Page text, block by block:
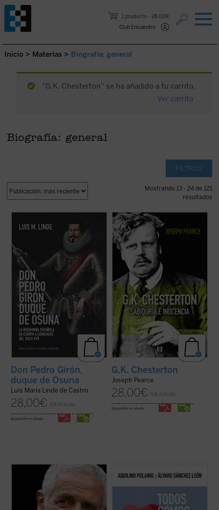
1 producto
28,00€
Club Encuentro
Saltar al contenido.
Inicio > Materias > Biografía: general
“G.K. Chesterton” se ha añadido a tu carrito.
Ver carrito
Biografía: general
FILTROS
Mostrando 13 - 24 de 121
resultados
amigo y agente, Francisco de Quevedo, fue
un personaje legendario aún en vida y, con
el tiempo, pasó a ser uno de los más
destacados «réprobos» de la Leyenda
Negra. Su biografía, sin las fantasías y ...
(ver ficha)
Don Pedro Girón,
duque de Osuna
Luis María Linde de Castro
28,00€ IVA incluido
disponible en ebook:
Edición 150 aniversario del nacimiento de
Chesterton.
«Pearce consigue que la vida de
Chesterton fluya con pulso de novela (...)
Leer
G.K. Chesterton. Sabiduría e inocencia
es altamente recomendable, salvo que uno
prefiera pasar ...(ver ficha)
G.K. Chesterton
Joseph Pearce
28,00€ IVA incluido
disponible en ebook:
Este libro relata sesenta años de historia
de Italia, vividos y vistos a través de los
ojos de un joven político extraordinario de
la región de Lombardía. No es solo la
historia de un individuo, sino también la
historia de un pueblo ...
(ver ficha)
¿Qué bulle dentro de un psiquiatra que se
jubila después de 45 años tratando miles
bata es sanador. Más de cien preguntas
sobre él y sobre cada uno de ...(ver ficha)